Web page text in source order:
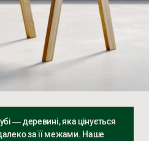
— деревині, яка цінується
за її межами. Наше